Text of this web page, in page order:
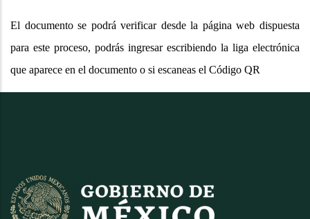
El documento se podrá verificar desde la página web dispuesta
para este proceso, podrás ingresar escribiendo la liga electrónica
que aparece en el documento o si escaneas el Código QR